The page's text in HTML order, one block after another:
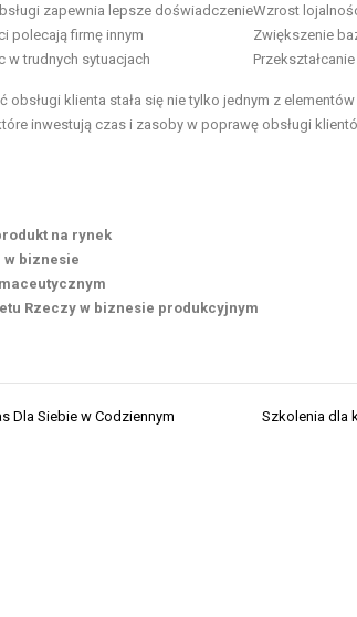
zapewnia lepsze doświadczenieWzrost
polecają firmę innym
Zwiększenie
w trudnych sytuacjach
obsługi klienta stała się nie tylko jednym z
inwestują czas i zasoby w poprawę obsługi
na rynek
biznesie
Rzeczy w biznesie produkcyjnym
Dla Siebie w Codziennym
Szkolenia dla